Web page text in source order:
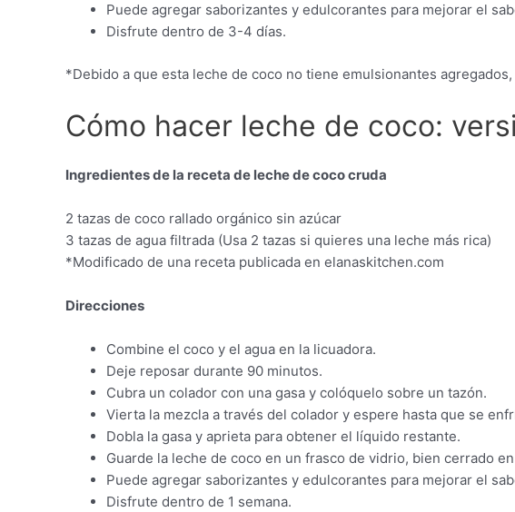
Puede agregar saborizantes y edulcorantes para mejorar el
Disfrute dentro de 3-4 días.
*Debido a que esta leche de coco no tiene emulsionantes
Cómo hacer leche de coco:
Ingredientes de la receta de leche de coco cruda
2 tazas de coco rallado orgánico sin azúcar
3 tazas de agua filtrada (Usa 2 tazas si quieres una leche más rica)
*Modificado de una receta publicada en elanaskitchen.com
Direcciones
Combine el coco y el agua en la licuadora.
Deje reposar durante 90 minutos.
Cubra un colador con una gasa y colóquelo sobre un tazón.
Vierta la mezcla a través del colador y espere hasta que se
Dobla la gasa y aprieta para obtener el líquido restante.
Guarde la leche de coco en un frasco de vidrio, bien cerrado
Puede agregar saborizantes y edulcorantes para mejorar el
Disfrute dentro de 1 semana.